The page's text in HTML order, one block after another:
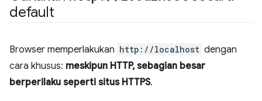
default
Browser memperlakukan http://localhost dengan
cara khusus: meskipun HTTP, sebagian besar
berperilaku seperti situs HTTPS.